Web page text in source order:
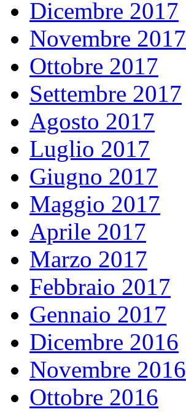
Dicembre 2017
Novembre 2017
Ottobre 2017
Settembre 2017
Agosto 2017
Luglio 2017
Giugno 2017
Maggio 2017
Aprile 2017
Marzo 2017
Febbraio 2017
Gennaio 2017
Dicembre 2016
Novembre 2016
Ottobre 2016